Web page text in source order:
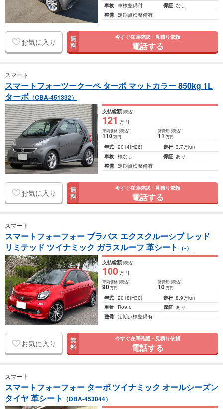
車検 車検整備付 保証 なし
整備 定期点検整備有
お気に入り 無
料
今すぐ在庫確認・見積り依頼
電話する
スマート
スマートフォーツークーペ ターボ マットカラー 850kg 1L
ターボ （CBA-451332）
支払総額(税込)
121 万円
車両価格(税込)
110万円
諸費用 (税込)
11 万円
年式 2014(H26) 走行 3.7万km
車検 検なし 保証 あり
整備 定期点検整備有
お気に入り 無
料
今すぐ在庫確認・見積り依頼
電話する
スマート
スマートフォーフォー ブラバス エクスクルーシブ レッド
リミテッド ツイナミック ガラスルーフ 革シート （-）
支払総額(税込)
100万円
車両価格(税込)
90万円
諸費用 (税込)
10 万円
年式 2018(H30) 走行 8.9万km
車検
R09.6 保証 あり
整備 定期点検整備有
お気に入り 無
料
今すぐ在庫確認・見積り依頼
電話する
スマート
スマートフォーフォー ターボ ツイナミック オールシーズン
タイヤ 革シート （DBA-453044）